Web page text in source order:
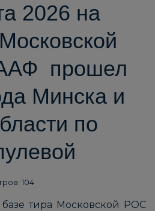
2026 на
прошел
Минска и
по
104
базе тира Московской РОС